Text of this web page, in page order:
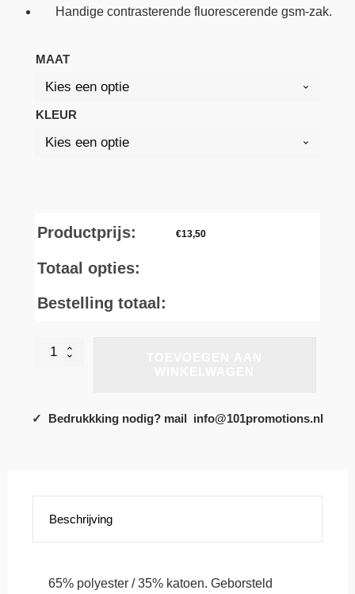
Handige contrasterende fluorescerende gsm-zak.
MAAT
KLEUR
Productprijs: €13,50
Totaal opties:
Bestelling totaal:
PA1023
fleece
✓ Bedrukkking nodig? mail info@101promotions.nl
Beschrijving
65% polyester / 35% katoen. Geborsteld